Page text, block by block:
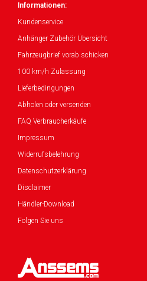
Informationen:
Kundenservice
Anhänger Zubehör Übersicht
Fahrzeugbrief vorab schicken
100 km/h Zulassung
Lieferbedingungen
Abholen oder versenden
FAQ Verbraucherkäufe
Impressum
Widerrufsbelehrung
Datenschutzerklärung
Disclaimer
Händler-Download
Folgen Sie uns